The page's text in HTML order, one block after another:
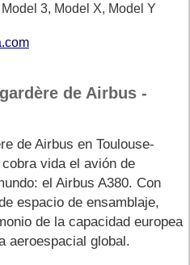
3, Model X, Model Y
de Airbus -
de Airbus en Toulouse-
vida el avión de
el Airbus A380. Con
espacio de ensamblaje,
de la capacidad europea
aeroespacial global.